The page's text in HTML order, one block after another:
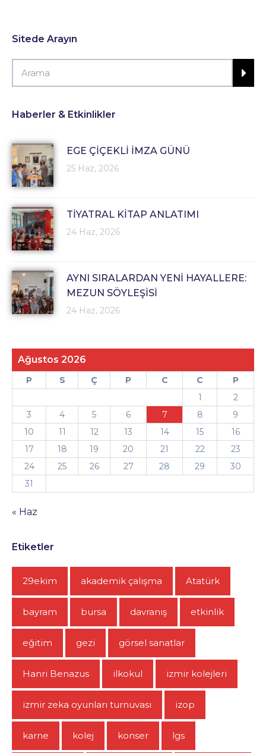
Sitede Arayın
Haberler & Etkinlikler
EGE ÇİÇEKLİ İMZA GÜNÜ
25 Haz, 2026
TİYATRAL KİTAP ANLATIMI
24 Haz, 2026
AYNI SIRALARDAN YENİ HAYALLERE:
MEZUN SÖYLEŞİSİ
24 Haz, 2026
Ağustos 2026
P S Ç P C C
P
1
2
3
4 5 6 7 8
9
10
11 12 13 14 15
16
17
18 19 20 21 22
23
24
25 26 27 28 29
30
31
« Haz
Etiketler
29ekim akademik çalışma Atatürk
bayram bursa davranış etkinlik
eğitim gezi görsel sanatlar
Hanri Benazus ilkokul izmir kolejleri
izmir zeka oyunları turnuvası izop
karne kolej konser lgs